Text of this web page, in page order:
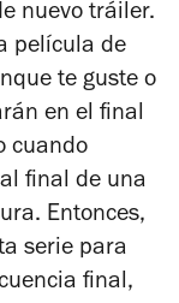
nuevo tráiler.
película de
te guste o
en el final
cuando
final de una
Entonces,
serie para
final,